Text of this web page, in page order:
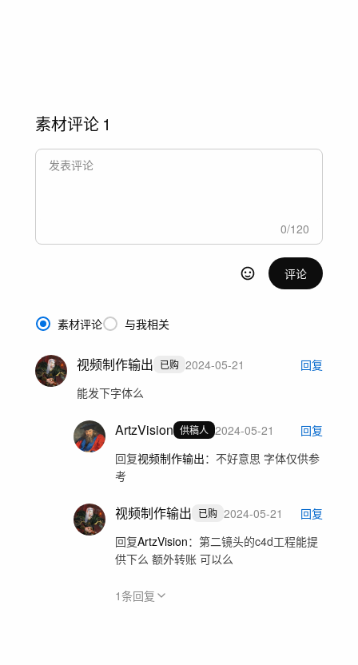
素材评论 1
0/120
评论
素材评论 与我相关
视频制作输出 已购 2024-05-21
回复
能发下字体么
ArtzVision 供稿人 2024-05-21
回复
回复视频制作输出： 不好意思 字体仅供参
考
视频制作输出 已购 2024-05-21
回复
回复ArtzVision： 第二镜头的c4d工程能提
供下么 额外转账 可以么
1条回复